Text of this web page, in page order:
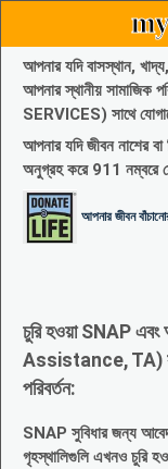
আপনার যদি বাসস্থান,
আপনার স্থানীয়
SERVICES) সাথে
আপনার যদি জীবন নাশের বা
অনুগ্রহ করে 911 নম্বরে
আপনার জীবন
চুরি হওয়া SNAP
Assistance, TA)
পরিবর্তন:
SNAP সুবিধার জন্য
গৃহস্থালিগুলি এখনও চুরি